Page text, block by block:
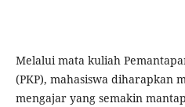
Melalui mata kuliah
(PKP), mahasiswa diharapkan
mengajar yang semakin